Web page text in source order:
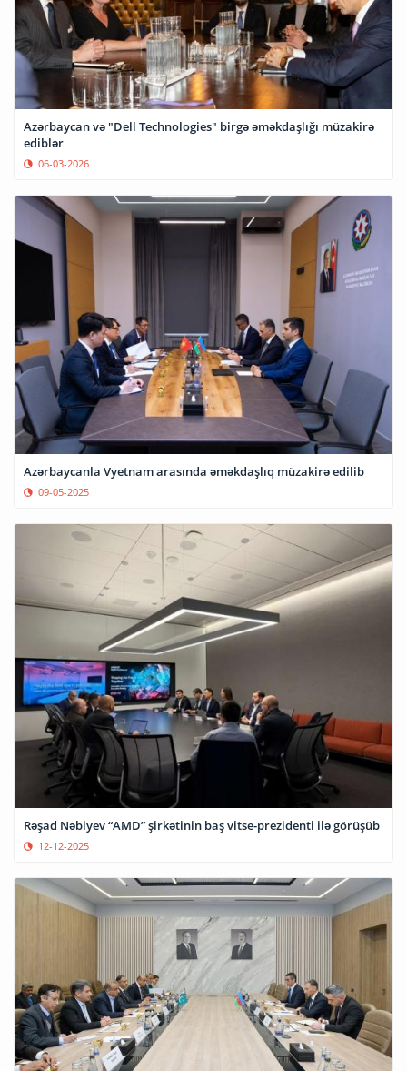
Azərbaycan və "Dell Technologies" birgə əməkdaşlığı müzakirə
ediblər
06-03-2026
Azərbaycanla Vyetnam arasında əməkdaşlıq müzakirə edilib
09-05-2025
Rəşad Nəbiyev “AMD” şirkətinin baş vitse-prezidenti ilə görüşüb
12-12-2025